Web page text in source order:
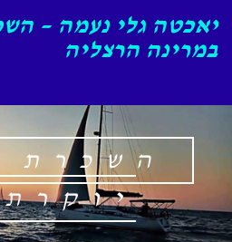
יאכטה גלי נעמה –
במרינה הרצליה
השכרת